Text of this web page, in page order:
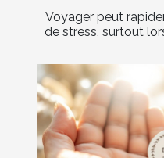
Voyager peut
de stress, surtout